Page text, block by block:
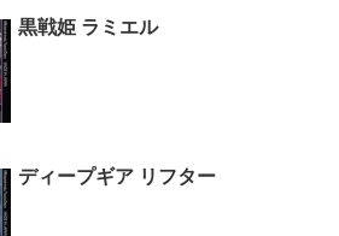
黒戦姫 ラミエル
ディープギア リフター